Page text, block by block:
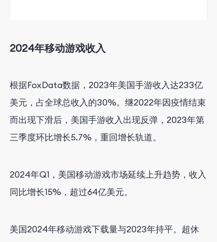
2024年移动游戏收入
根据FoxData数据，2023年美国手游收入达233亿
美元，占全球总收入的30%。继2022年因疫情结束
而出现下滑后，美国手游收入出现反弹，2023年第
三季度环比增长5.7%，重回增长轨道。
2024年Q1，美国移动游戏市场延续上升趋势，收入
同比增长15%，超过64亿美元。
美国2024年移动游戏下载量与2023年持平。超休